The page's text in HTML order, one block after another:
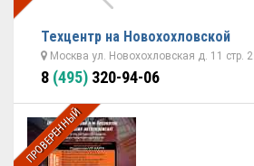
Техцентр на Новохохловской
Москва ул. Новохохловская д. 11 стр. 2
8 (495) 320-94-06
ПРОВЕРЕННЫЙ